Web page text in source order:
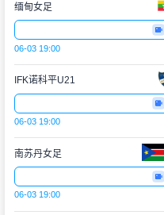
缅甸女足
06-03 19:00
IFK诺科平U21
06-03 19:00
南苏丹女足
06-03 19:00